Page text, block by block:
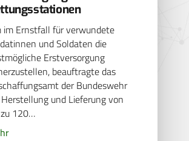
im Ernstfall für verwundete
und Soldaten die
Erstversorgung
beauftragte das
der Bundeswehr
und Lieferung von
120…